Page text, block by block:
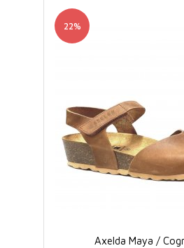
22%
Axelda Maya /